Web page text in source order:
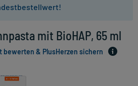
mit BioHAP, 65 ml
bewerten & PlusHerzen sichern